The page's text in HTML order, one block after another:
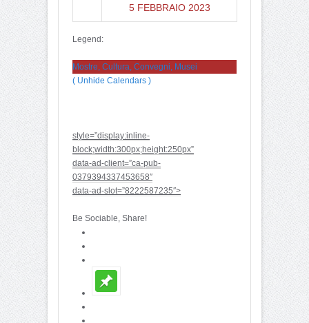
5 FEBBRAIO 2023
Legend:
Mostre, Cultura, Convegni, Musei
( Unhide Calendars )
style=”display:inline-
block;width:300px;height:250px”
data-ad-client=”ca-pub-
0379394337453658″
data-ad-slot=”8222587235″>
Be Sociable, Share!